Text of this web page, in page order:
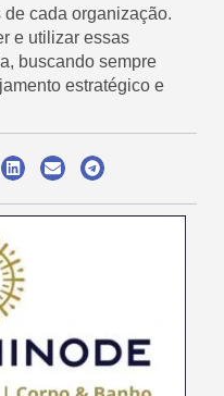
cada organização.
e utilizar essas
buscando sempre
estratégico e